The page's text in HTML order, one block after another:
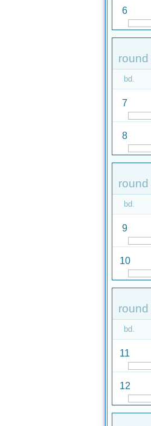
6
round
bd.
7
8
round
bd.
9
10
round
bd.
11
12